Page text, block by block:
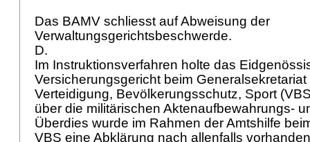
Das BAMV schliesst auf Abweisung der
Verwaltungsgerichtsbeschwerde.
D.
Im Instruktionsverfahren holte das
Versicherungsgericht beim
Verteidigung, Bevölkerungsschutz, Sport
über die militärischen Aktenaufbewahrungs-
Überdies wurde im Rahmen der Amtshilfe
VBS eine Abklärung nach allenfalls